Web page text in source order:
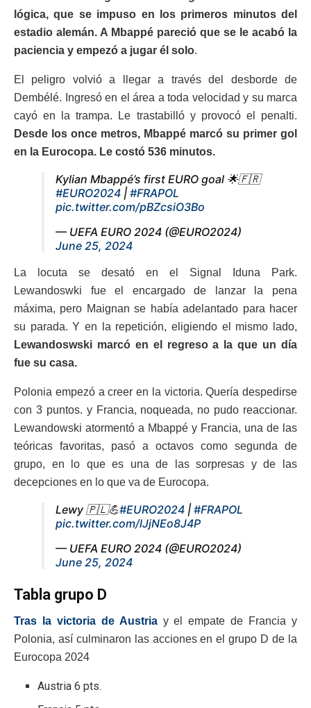
lógica, que se impuso en los primeros minutos del
estadio alemán. A Mbappé pareció que se le acabó la
paciencia y empezó a jugar él solo.
El peligro volvió a llegar a través del desborde de
Dembélé. Ingresó en el área a toda velocidad y su marca
cayó en la trampa. Le trastabilló y provocó el penalti.
Desde los once metros, Mbappé marcó su primer gol
en la Eurocopa. Le costó 536 minutos.
Kylian Mbappé’s first EURO goal 🌟🇫🇷
#EURO2024 | #FRAPOL
pic.twitter.com/pBZcsiO3Bo
— UEFA EURO 2024 (@EURO2024)
June 25, 2024
La locuta se desató en el Signal Iduna Park.
Lewandoswki fue el encargado de lanzar la pena
máxima, pero Maignan se había adelantado para hacer
su parada. Y en la repetición, eligiendo el mismo lado,
Lewandoswski marcó en el regreso a la que un día
fue su casa.
Polonia empezó a creer en la victoria. Quería despedirse
con 3 puntos. y Francia, noqueada, no pudo reaccionar.
Lewandowski atormentó a Mbappé y Francia, una de las
teóricas favoritas, pasó a octavos como segunda de
grupo, en lo que es una de las sorpresas y de las
decepciones en lo que va de Eurocopa.
Lewy 🇵🇱💪#EURO2024 | #FRAPOL
pic.twitter.com/lJjNEo8J4P
— UEFA EURO 2024 (@EURO2024)
June 25, 2024
Tabla grupo D
Tras la victoria de Austria y el empate de Francia y
Polonia, así culminaron las acciones en el grupo D de la
Eurocopa 2024
Austria 6 pts.